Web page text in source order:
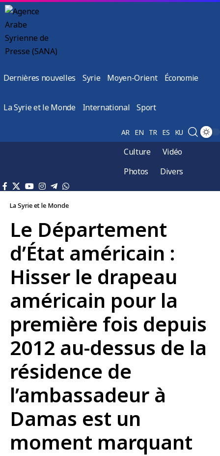
Dernières nouvelles Syrie Moyen-Orient Économie
La Syrie et le Monde International Sport
AR EN TR ES KU
Culture
Vidéo
Photos
Divers
La Syrie et le Monde
Le Département
d’État américain :
Hisser le drapeau
américain pour la
première fois depuis
2012 au-dessus de la
résidence de
l’ambassadeur à
Damas est un
moment marquant